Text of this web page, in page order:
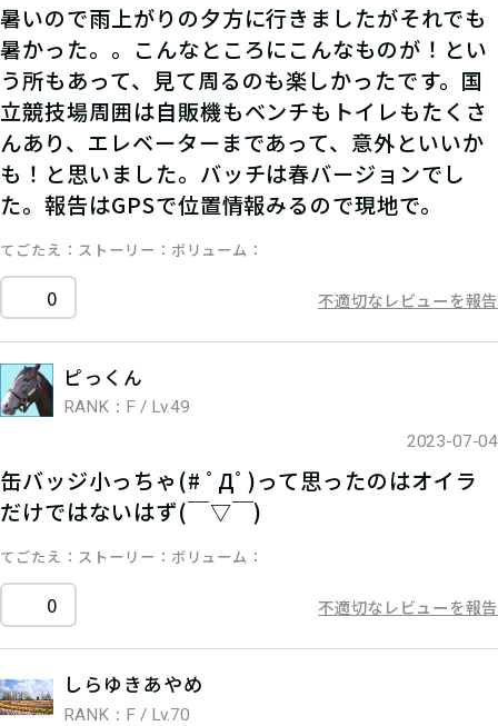
暑いので雨上がりの夕方に行きましたがそれでも
暑かった。。こんなところにこんなものが！とい
う所もあって、見て周るのも楽しかったです。国
立競技場周囲は自販機もベンチもトイレもたくさ
んあり、エレベーターまであって、意外といいか
も！と思いました。バッチは春バージョンでし
た。報告はGPSで位置情報みるので現地で。
てごたえ ストーリー ボリューム
0 不適切なレビューを報告
ピっくん
RANK：F / Lv.49
2023-07-04
缶バッジ小っちゃ(# ﾟДﾟ)って思ったのはオイラ
だけではないはず(￣▽￣)
てごたえ ストーリー ボリューム
0 不適切なレビューを報告
しらゆきあやめ
RANK：F / Lv.70